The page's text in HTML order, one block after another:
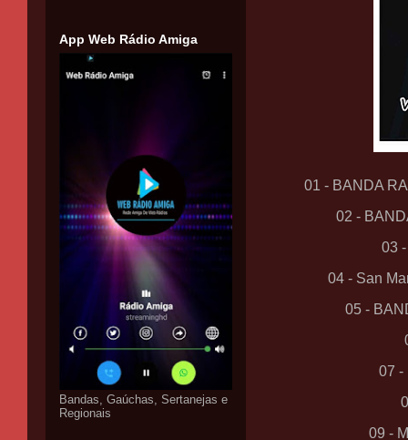
01 - BANDA
02 -
03
04 - San
05 -
07 -
09 -
App Web Rádio Amiga
Bandas, Gaúchas, Sertanejas e
Regionais